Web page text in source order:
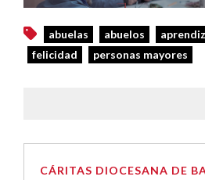
abuelas abuelos
felicidad
personas mayores
CÁRITAS DIOCESANA DE